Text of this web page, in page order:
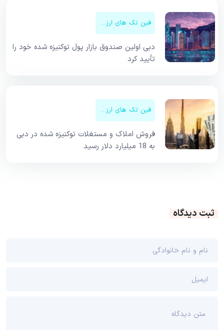
فین تک های ارزهای دیجیتال
دبی اولین صندوق بازار پول توکنیزه شده خود را
تأیید کرد
فین تک های ارزهای دیجیتال
فروش املاک و مستغلات توکنیزه شده در دبی
به 18 میلیارد دلار رسید
ثبت دیدگاه